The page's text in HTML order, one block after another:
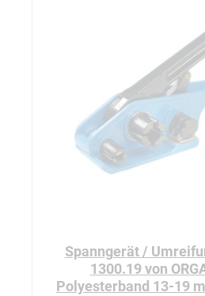
Spanngerät /
1300.19 von
Polyesterband 13-19